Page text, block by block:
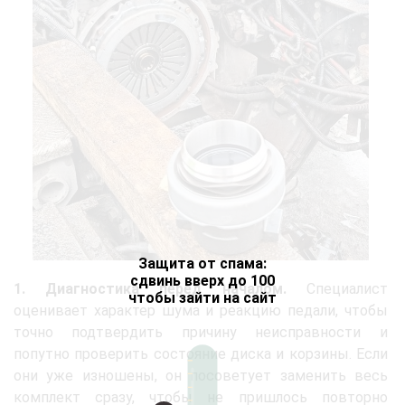
Защита от спама:
сдвинь вверх до 100
чтобы зайти на сайт
1. Диагностика перед началом. Специалист
оценивает характер шума и реакцию педали, чтобы
точно подтвердить причину неисправности и
попутно проверить состояние диска и корзины. Если
они уже изношены, он посоветует заменить весь
комплект сразу, чтобы не пришлось повторно